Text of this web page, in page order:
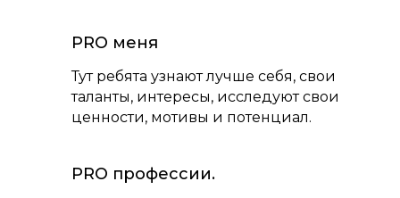
PRO меня
Тут ребята узнают лучше себя, свои
таланты, интересы, исследуют свои
ценности, мотивы и потенциал.
PRO профессии.